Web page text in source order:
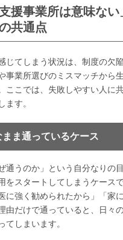
援事業所は意味ない
共通点
じてしまう状況は、制度の欠
事業所選びのミスマッチから
ここでは、失敗しやすい人に
ます。
まま通っているケース
通うのか」という自分なりの
をスタートしてしまうケース
に強く勧められたから」「家
由だけで通っていると、日々
てしまいます。